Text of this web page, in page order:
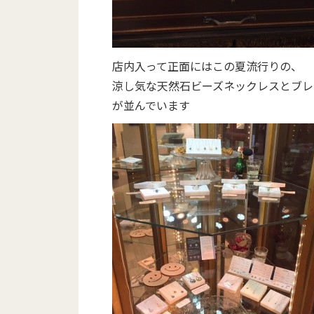
店内入って正面にはこの夏流行りの、
涼し気な天然石ビーズネックレスとブ
が並んでいます